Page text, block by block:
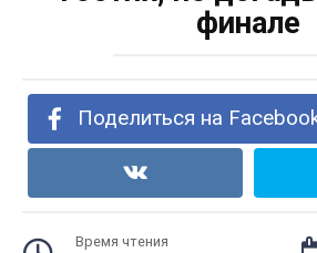
финале
Поделиться на
Время чтения